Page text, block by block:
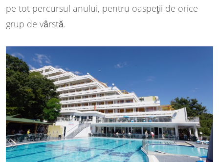
pe tot percursul anului, pentru oaspeţii de orice
grup de vârstă.